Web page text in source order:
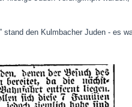
stand den Kulmbacher Juden - es